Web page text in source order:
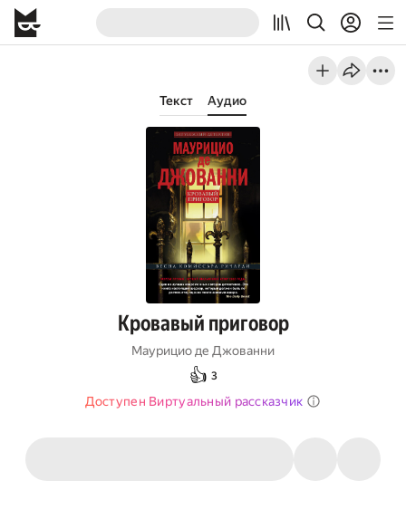
Текст Аудио
Кровавый приговор
Маурицио де Джованни
👍 3
Доступен Виртуальный рассказчик